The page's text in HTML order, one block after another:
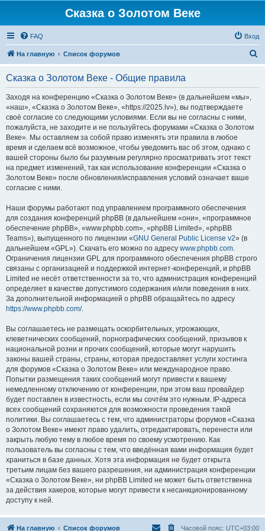
Сказка о Золотом Веке
FAQ Вход
На главную Список форумов
Сказка о Золотом Веке - Общие правила
Заходя на конференцию «Сказка о Золотом Веке» (в дальнейшем «мы»,
«наш», «Сказка о Золотом Веке», «https://2025.lv»), вы подтверждаете
своё согласие со следующими условиями. Если вы не согласны с ними,
пожалуйста, не заходите и не пользуйтесь форумами «Сказка о Золотом
Веке». Мы оставляем за собой право изменять эти правила в любое
время и сделаем всё возможное, чтобы уведомить вас об этом, однако с
вашей стороны было бы разумным регулярно просматривать этот текст
на предмет изменений, так как использование конференции «Сказка о
Золотом Веке» после обновления/исправления условий означает ваше
согласие с ними.
Наши форумы работают под управлением программного обеспечения
для создания конференций phpBB (в дальнейшем «они», «программное
обеспечение phpBB», «www.phpbb.com», «phpBB Limited», «phpBB
Teams»), выпущенного по лицензии «GNU General Public License v2» (в
дальнейшем «GPL»). Скачать его можно по адресу www.phpbb.com.
Ограничения лицензии GPL для программного обеспечения phpBB строго
связаны с организацией и поддержкой интернет-конференций, и phpBB
Limited не несёт ответственности за то, что администрация конференций
определяет в качестве допустимого содержания и/или поведения в них.
За дополнительной информацией о phpBB обращайтесь по адресу
https://www.phpbb.com/.
Вы соглашаетесь не размещать оскорбительных, угрожающих,
клеветнических сообщений, порнографических сообщений, призывов к
национальной розни и прочих сообщений, которые могут нарушить
законы вашей страны, страны, которая предоставляет услуги хостинга
для форумов «Сказка о Золотом Веке» или международное право.
Попытки размещения таких сообщений могут привести к вашему
немедленному отключению от конференции, при этом ваш провайдер
будет поставлен в известность, если мы сочтём это нужным. IP-адреса
всех сообщений сохраняются для возможности проведения такой
политики. Вы соглашаетесь с тем, что администраторы форумов «Сказка
о Золотом Веке» имеют право удалить, отредактировать, перенести или
закрыть любую тему в любое время по своему усмотрению. Как
пользователь вы согласны с тем, что введённая вами информация будет
храниться в базе данных. Хотя эта информация не будет открыта
третьим лицам без вашего разрешения, ни администрация конференции
«Сказка о Золотом Веке», ни phpBB Limited не может быть ответственна
за действия хакеров, которые могут привести к несанкционированному
доступу к ней.
На главную Список форумов Часовой пояс: UTC+03:00